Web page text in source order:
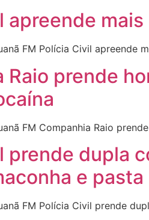
apreende
FM Polícia Civil apreende
Raio prende
FM Companhia Raio
prende dupla
e pasta
FM Polícia Civil prende